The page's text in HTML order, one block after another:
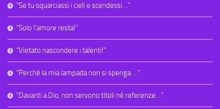
“Se tu squarciassi i cieli e scendessi…”
“Solo l’amore resta!”
“Vietato nascondere i talenti!”
“Perché la mia lampada non si spenga …”
“Davanti a Dio, non servono titoli né referenze…”